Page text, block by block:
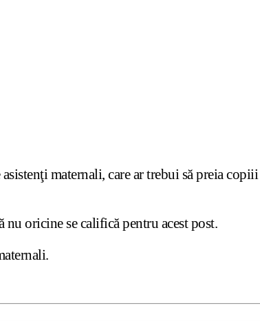
maternali, care ar trebui să preia
oricine se califică pentru acest post.